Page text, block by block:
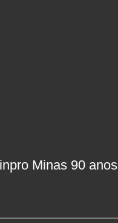
Minas 90 anos